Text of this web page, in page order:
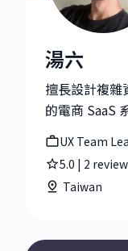
湯六|UX
湯六
擅長設計複雜
的電商 SaaS
UX Team
5.0 | 2
Taiwan